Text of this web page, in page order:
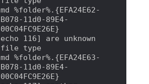
md %folder%.{EFA24E62-
B078-11d0-89E4-
00C04FC9E26E}
echo 116] are unknown
file type
md %folder%.{EFA24E63-
B078-11d0-89E4-
00C04FC9E26E}